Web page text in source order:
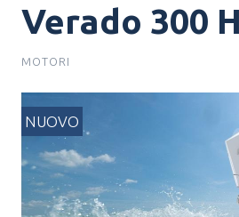
Verado 300
MOTORI
NUOVO